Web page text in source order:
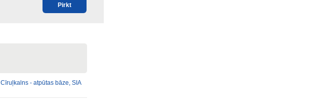
Pirkt
Cīruļkalns - atpūtas bāze, SIA